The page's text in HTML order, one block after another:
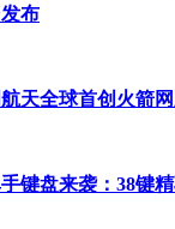
布
天全球首创火箭
键盘来袭：38键